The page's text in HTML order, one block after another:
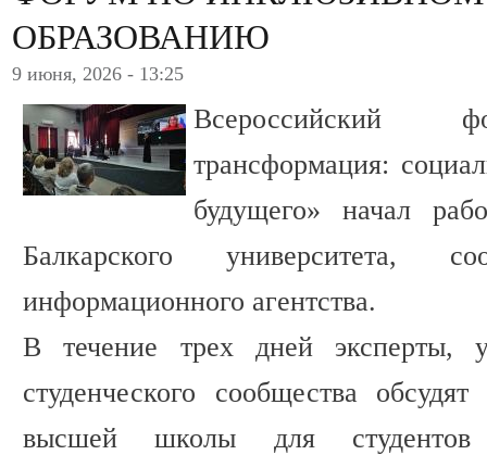
ОБРАЗОВАНИЮ
9 июня, 2026 - 13:25
Всероссийский
трансформация:
будущего» начал
Балкарского университета,
информационного агентства.
В течение трех дней эксперты,
студенческого сообщества
высшей школы для